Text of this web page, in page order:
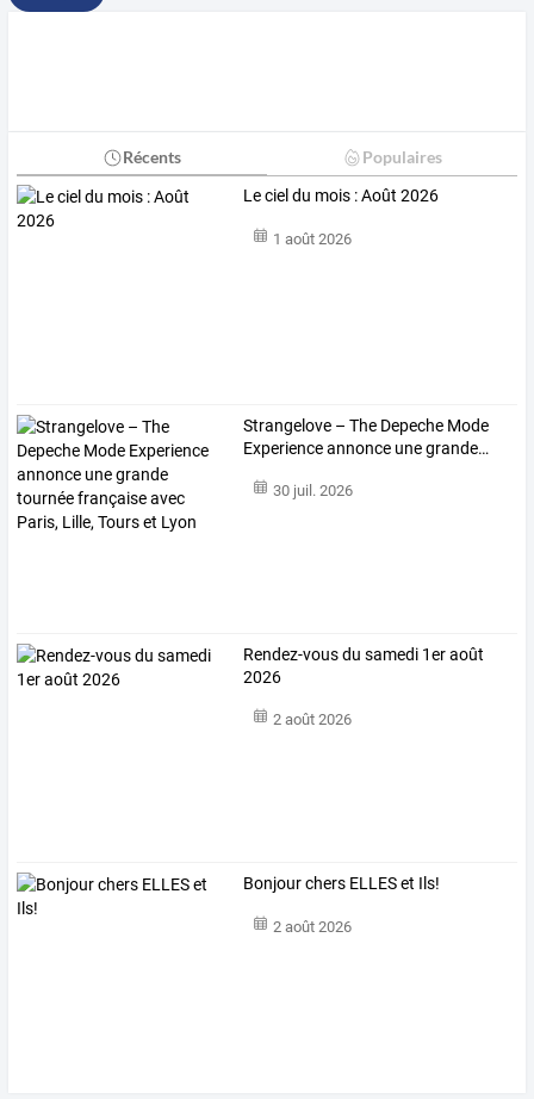
Récents Populaires
Le ciel du mois : Août 2026
1 août 2026
Strangelove – The Depeche Mode
Experienceannonce unegrande…
30 juil. 2026
Rendez-vous du samedi 1er août
2026
2 août 2026
Bonjour chers ELLES et Ils!
2 août 2026